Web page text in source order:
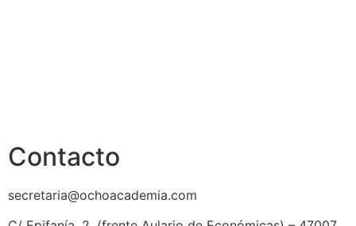
Contacto
secretaria@ochoacademia.com